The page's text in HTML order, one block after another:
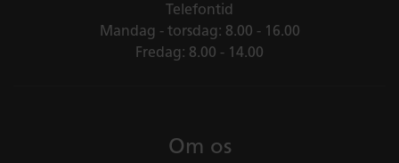
Om os
Telefontid
Mandag - torsdag: 8.00 - 16.00
Fredag: 8.00 - 14.00